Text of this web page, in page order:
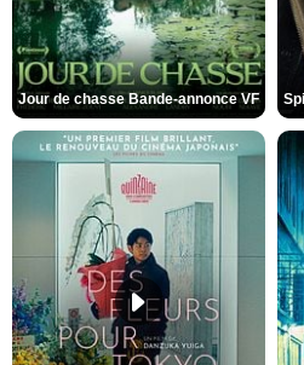
Jour de chasse Bande-annonce VF